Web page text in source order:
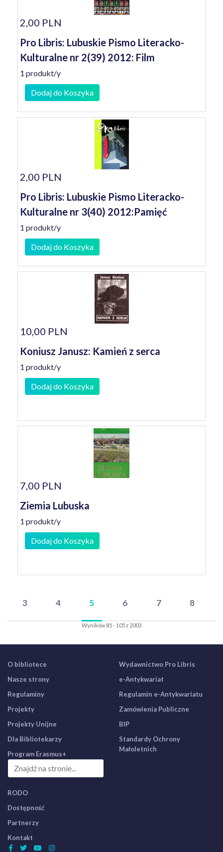
2,00 PLN
Pro Libris: Lubuskie Pismo Literacko-
Kulturalne nr 2(39) 2012: Film
1 produkt/y
Dodaj do Koszyka
2,00 PLN
Pro Libris: Lubuskie Pismo Literacko-
Kulturalne nr 3(40) 2012:Pamięć
1 produkt/y
Dodaj do Koszyka
10,00 PLN
Koniusz Janusz: Kamień z serca
1 produkt/y
Dodaj do Koszyka
7,00 PLN
Ziemia Lubuska
1 produkt/y
Dodaj do Koszyka
3 4 5 6 7 8
Wyników 85 - 105 z 2003
O bibliotece
Nasze strony
Regulaminy
Projekty
Projekty Unijne
Dla Bibliotekarzy
Program Erasmus+
Wydawnictwo Pro Libris
e-Antykwariat
Regulamin e-Antykwariatu
Zamówienia Publiczne
BIP
Standardy Ochrony
Małoletnich
RODO
Dostępność
Partnerzy
Kontakt